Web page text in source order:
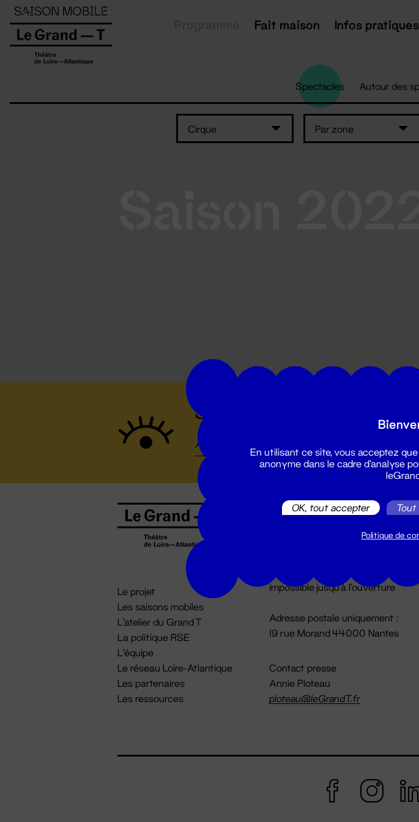
Fait maison Infos pratiques
Spectacles Autour des
Cirque Par zone
Suivez toutes les
Le projet
Les saisons mobiles
L'atelier du Grand T
La politique RSE
L'équipe
Le réseau Loire-Atlantique
Les partenaires
Les ressources
Billetterie
billetterie@leGrandT.fr
impossible jusqu'à l'ouverture
Adresse postale uniquement :
19 rue Morand 44000 Nantes
Contact presse
Annie Ploteau
ploteau@leGrandT.fr
Panneau de gestion des cookies
En utilisant ce site, vous acceptez
anonyme dans le cadre d'analyse
OK, tout accepter
Politique de